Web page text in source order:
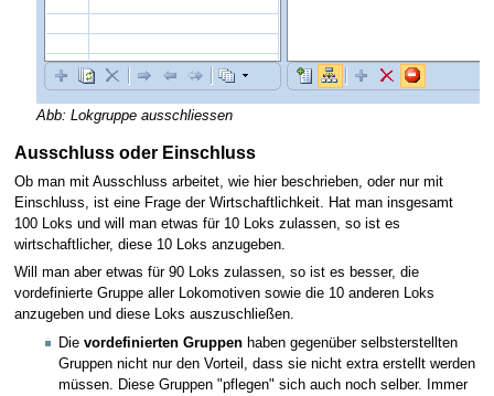
Abb: Lokgruppe ausschliessen
Ausschluss oder Einschluss
Ob man mit Ausschluss arbeitet, wie hier beschrieben, oder nur mit
Einschluss, ist eine Frage der Wirtschaftlichkeit. Hat man insgesamt
100 Loks und will man etwas für 10 Loks zulassen, so ist es
wirtschaftlicher, diese 10 Loks anzugeben.
Will man aber etwas für 90 Loks zulassen, so ist es besser, die
vordefinierte Gruppe aller Lokomotiven sowie die 10 anderen Loks
anzugeben und diese Loks auszuschließen.
Dievordefinierten Gruppen haben gegenüber selbsterstellten
Gruppen nicht nur den Vorteil, dass sie nicht extra erstellt werden
müssen. Diese Gruppen "pflegen" sich auch noch selber. Immer